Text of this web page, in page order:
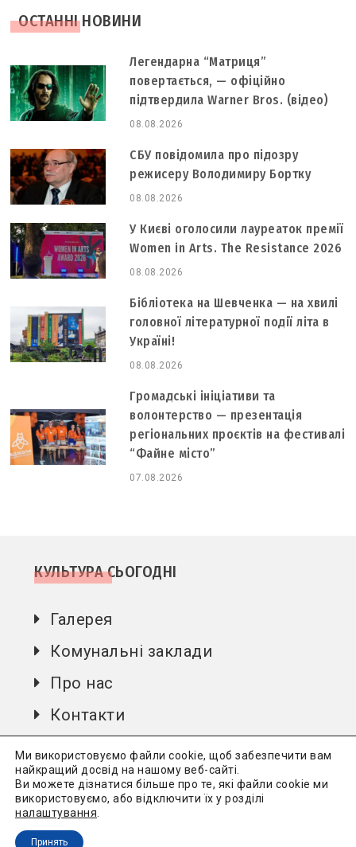
ОСТАННІ НОВИНИ
Легендарна “Матриця”
повертається, — офіційно
підтвердила Warner Bros. (відео)
08.08.2026
СБУ повідомила про підозру
режисеру Володимиру Бортку
08.08.2026
У Києві оголосили лауреаток премії
Women in Arts. The Resistance 2026
08.08.2026
Бібліотека на Шевченка — на хвилі
головної літературної події літа в
Україні!
08.08.2026
Громадські ініціативи та
волонтерство — презентація
регіональних проєктів на фестивалі
“Файне місто”
07.08.2026
КУЛЬТУРА СЬОГОДНІ
Галерея
Комунальні заклади
Про нас
Контакти
Культура сьогодніВсі права захищені.
Ми використовуємо файли cookie, щоб забезпечити вам
найкращий досвід на нашому веб-сайті.
Ви можете дізнатися більше про те, які файли cookie ми
використовуємо, або відключити їх у розділі
налаштування
Принять